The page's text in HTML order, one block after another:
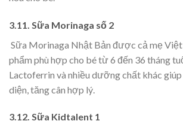
3.11. Sữa Morinaga số 2
Sữa Morinaga Nhật Bản được cả mẹ Việt
phẩm phù hợp cho bé từ 6 đến 36 tháng
Lactoferrin và nhiều dưỡng chất khác
diện, tăng cân hợp lý.
3.12. Sữa Kidtalent 1